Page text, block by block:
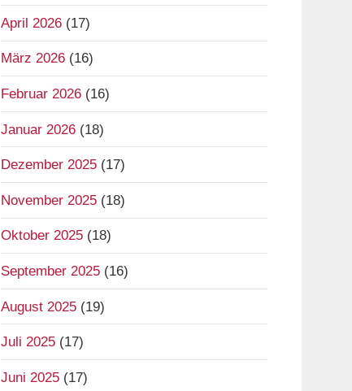
April 2026(17)
März 2026(16)
Februar 2026(16)
Januar 2026(18)
Dezember 2025(17)
November 2025(18)
Oktober 2025(18)
September 2025(16)
August 2025(19)
Juli 2025(17)
Juni 2025(17)